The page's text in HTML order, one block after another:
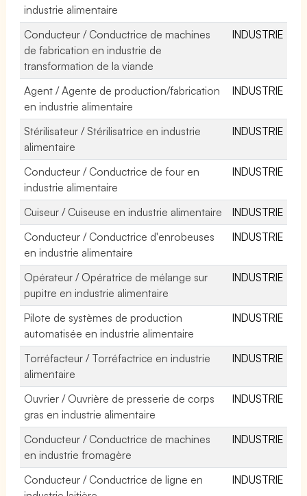
industrie alimentaire
Conducteur / Conductrice de machines
de fabrication en industrie de
transformation de la viande
INDUSTRIE
Agent / Agente de production/fabrication
en industrie alimentaire
INDUSTRIE
Stérilisateur / Stérilisatrice en industrie
alimentaire
INDUSTRIE
Conducteur / Conductrice de four en
industrie alimentaire
INDUSTRIE
Cuiseur / Cuiseuse en industrie alimentaire
INDUSTRIE
Conducteur / Conductrice d'enrobeuses
en industrie alimentaire
INDUSTRIE
Opérateur / Opératrice de mélange sur
pupitre en industrie alimentaire
INDUSTRIE
Pilote de systèmes de production
automatisée en industrie alimentaire
INDUSTRIE
Torréfacteur / Torréfactrice en industrie
alimentaire
INDUSTRIE
Ouvrier / Ouvrière de presserie de corps
gras en industrie alimentaire
INDUSTRIE
Conducteur / Conductrice de machines
en industrie fromagère
INDUSTRIE
Conducteur / Conductrice de ligne en
INDUSTRIE